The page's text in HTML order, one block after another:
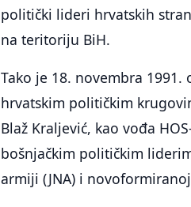
politički lideri hrvatskih
na teritoriju BiH.
Tako je 18. novembra 1991.
hrvatskim političkim
Blaž Kraljević, kao vođa
bošnjačkim političkim
armiji (JNA) i